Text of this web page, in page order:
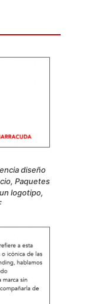
diseño
Paquetes
logotipo,